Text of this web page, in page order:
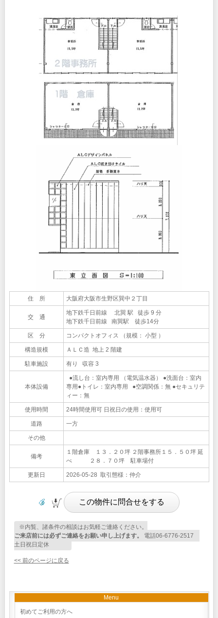
住 所 大阪府大阪市生野区巽中２丁目
交 通
地下鉄千日前線 北巽 駅 徒歩 9 分
地下鉄千日前線 南巽駅 徒歩14分
区 分 コンパクトオフィス （規模： 小型 ）
構造規模 ＡＬＣ造 地上 2 階建
駐車施設 有り 収容 3
本体設備
●流し台：室内専用 （電気温水器） ●洗面台：室内
専用●トイレ：室内専用 ●空調関係：無 ●セキュリテ
ィー：無
使用時間 24時間使用可 日祝日の使用：使用可
道路 一方
その他
備考
１階倉庫 １３．２０坪 ２階事務所１５．５０坪 延
べ ２８．７０坪 駐車場付
更新日 2026-05-28 取引態様：仲介
※内覧、諸条件の相談はお気軽ご連絡ください。
ご来店前には必ずご連絡をお願い申し上げます。
電話06-6776-2517
土日祝日定休
<< 前のページに戻る
Menu
初めてご利用の方へ